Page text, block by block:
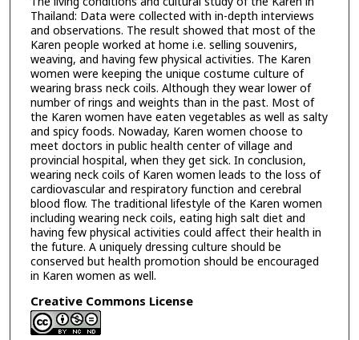
Thailand: Data were collected with in-depth interviews
and observations. The result showed that most of the
Karen people worked at home i.e. selling souvenirs,
weaving, and having few physical activities. The Karen
women were keeping the unique costume culture of
wearing brass neck coils. Although they wear lower of
number of rings and weights than in the past. Most of
the Karen women have eaten vegetables as well as salty
and spicy foods. Nowaday, Karen women choose to
meet doctors in public health center of village and
provincial hospital, when they get sick. In conclusion,
wearing neck coils of Karen women leads to the loss of
cardiovascular and respiratory function and cerebral
blood flow. The traditional lifestyle of the Karen women
including wearing neck coils, eating high salt diet and
having few physical activities could affect their health in
the future. A uniquely dressing culture should be
conserved but health promotion should be encouraged
in Karen women as well.
Creative Commons License